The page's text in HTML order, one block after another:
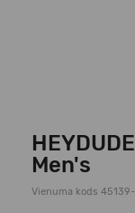
Men's
Vienuma kods 45139-